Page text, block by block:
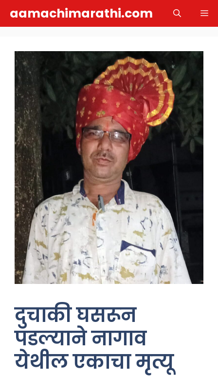
aamachimarathi.com
दुचाकी घसरून
पडल्याने नागाव
येथील एकाचा मृत्यू